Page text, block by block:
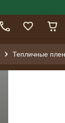
Тепличные